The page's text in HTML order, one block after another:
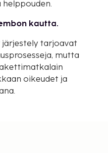
helppouden.
kautta.
tarjoavat
mutta
oikeudet ja